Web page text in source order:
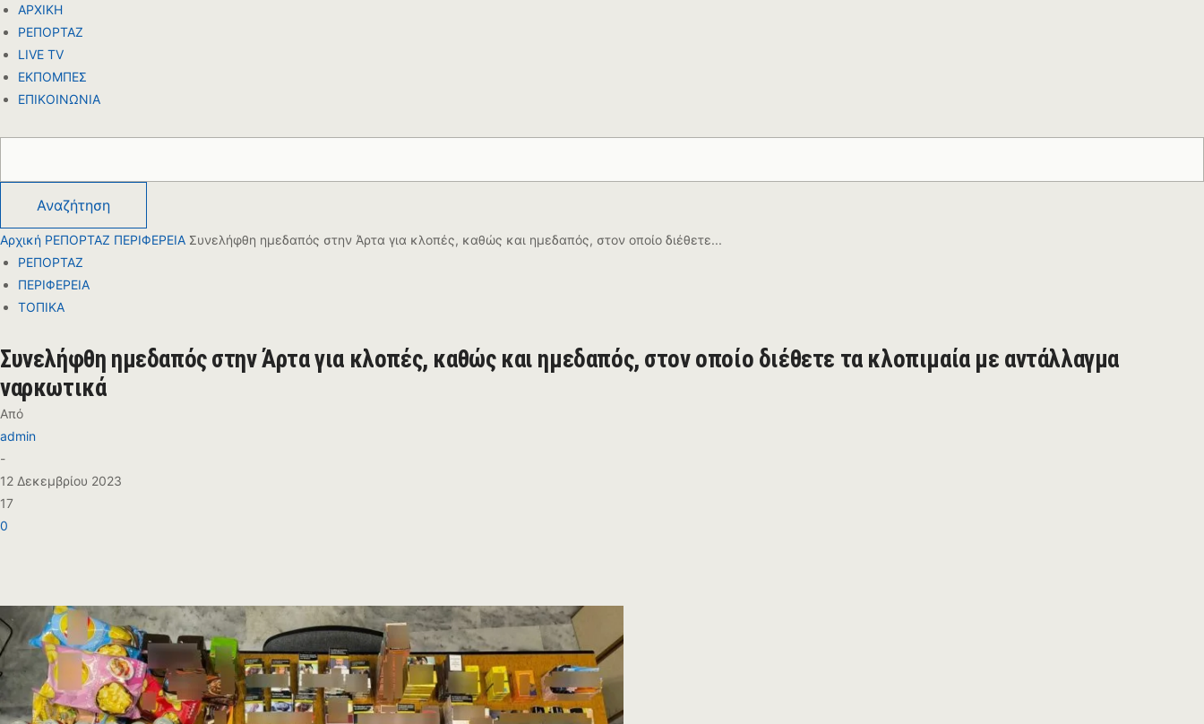
ΑΡΧΙΚΗ
ΡΕΠΟΡΤΑΖ
LIVE TV
ΕΚΠΟΜΠΕΣ
ΕΠΙΚΟΙΝΩΝΙΑ
Αρχική ΡΕΠΟΡΤΑΖ ΠΕΡΙΦΕΡΕΙΑ Συνελήφθη ημεδαπός στην Άρτα για κλοπές, καθώς και ημεδαπός, στον οποίο διέθετε...
ΡΕΠΟΡΤΑΖ
ΠΕΡΙΦΕΡΕΙΑ
ΤΟΠΙΚΑ
Συνελήφθη ημεδαπός στην Άρτα για κλοπές, καθώς και ημεδαπός, στον οποίο διέθετε τα κλοπιμαία με αντάλλαγμα
ναρκωτικά
Από
admin
-
12 Δεκεμβρίου 2023
17
0